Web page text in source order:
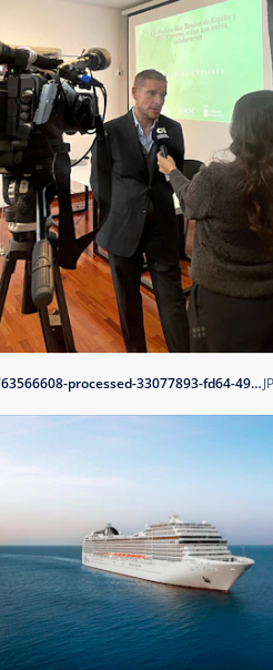
1763566608-processed-33077893-fd64-495b-b4d6-b87bd4ab8b8c?auto=format